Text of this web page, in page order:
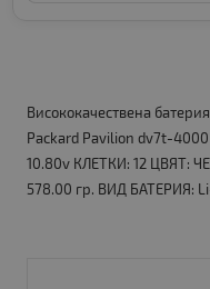
Висококачествена
Packard Pavilion dv7t-
10.80v КЛЕТКИ: 12 ЦВЯТ:
578.00 гр. ВИД БАТЕРИЯ: